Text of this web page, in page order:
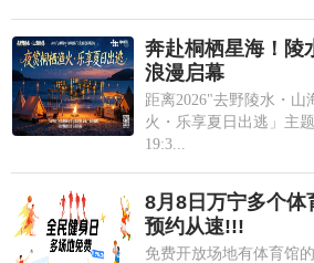
奔赴桐栖星海！陵
浪漫启幕
距离2026"去野陵水・
火・乐享夏日出逃」主
19:3...
8月8日万宁多个体
预约从速!!!
免费开放场地有体育馆